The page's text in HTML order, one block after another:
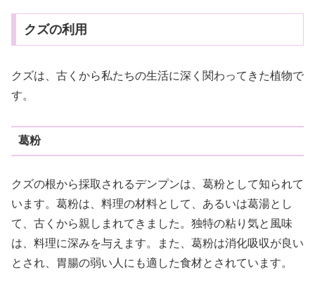
クズの利用
クズは、古くから私たちの生活に深く関わってきた植物で
す。
葛粉
クズの根から採取されるデンプンは、葛粉として知られて
います。葛粉は、料理の材料として、あるいは葛湯とし
て、古くから親しまれてきました。独特の粘り気と風味
は、料理に深みを与えます。また、葛粉は消化吸収が良い
とされ、胃腸の弱い人にも適した食材とされています。